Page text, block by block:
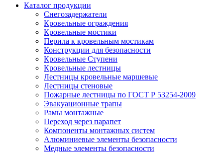
Каталог продукции
Снегозадержатели
Кровельные ограждения
Кровельные мостики
Перила к кровельным мостикам
Конструкции для безопасности
Кровельные Ступени
Кровельные лестницы
Лестницы кровельные маршевые
Лестницы стеновые
Пожарные лестницы по ГОСТ Р 53254-2009
Эвакуационные трапы
Рамы монтажные
Переход через парапет
Компоненты монтажных систем
Алюминиевые элементы безопасности
Медные элементы безопасности